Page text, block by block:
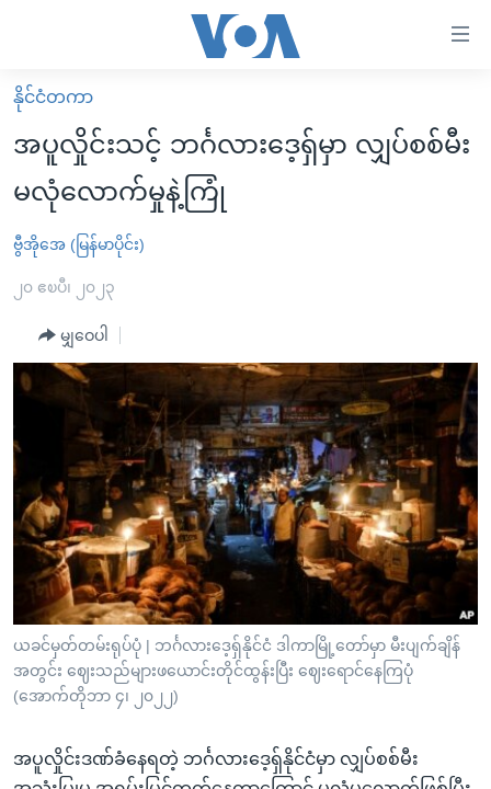
လွယ်ကူ
စေ
သည့်
များ
ပင်မ
ကျော်
ရန်
ပင်မ
အ
ညွန်း
စာမျက်နှာ
ကြည့်
ရန်
ရှာဖွေ
နေရာ
မူလစာမျက်နှာ
မြန်မာ
ကမ္ဘာ့သတင်းများ
နိုင်ငံတကာ
အစ္စရေး-ပါလက်စတိုင်း
ဗွီဒီယို
အင်္ဂလိပ်စာလေ့လာမယ်
အမေရိကန်သုံးအီဒီယံ
မကြေးမုံရဲ့ အင်္ဂလိပ်စာ
ရုပ်ရှင်ထဲက အင်္ဂလိပ်စာ
သုတပဒေသာ အင်္ဂလိပ်စာ
အပတ်စဉ်ကဏ္ဍများ
ရေဒီယို
ရေဒီယိုနှင့်ရုပ်သံ အချက်အလက်များ
ရေဒီယို/တီဗွီအစီအစဉ်
Learning English
ဗွီအိုအေ လူမှုကွန်ယက်များ
ဘာသာစကားများ
နိုင်ငံတကာ
အပူလှိုင်းသင့် ဘင်္ဂလားဒေ့ရှ်မှာ လျှပ်စစ်မီး
မလုံလောက်မှုနဲ့ကြုံ
ဗွီအိုအေ (မြန်မာပိုင်း)
၂၀ ဧၿပီ၊ ၂၀၂၃
မျှဝေပါ
ယခင်မှတ်တမ်းရုပ်ပုံ | ဘင်္ဂလားဒေ့ရှ်နိုင်ငံ ဒါကာမြို့တော်မှာ မီးပျက်ချိန်
အတွင်း ဈေးသည်များဖယောင်းတိုင်ထွန်းပြီး ဈေးရောင်နေကြပုံ
(အောက်တိုဘာ ၄၊ ၂၀၂၂)
အပူလှိုင်းဒဏ်ခံနေရတဲ့ ဘင်္ဂလားဒေ့ရှ်နိုင်ငံမှာ လျှပ်စစ်မီး